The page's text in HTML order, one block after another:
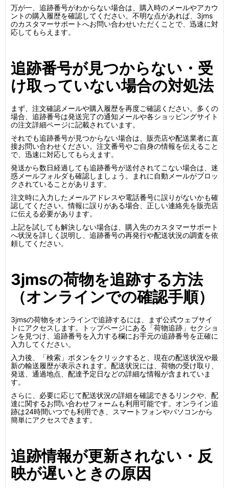
万が一、追跡番号がわからない場合は、購入時のメールやアカウ
ントの購入履歴を確認してください。不明な点があれば、3jms
のカスタマーサポートへお問い合わせいただくことで、迅速に対
応してもらえます。
追跡番号が見つからない・受
け取っていない場合の対処法
まず、注文確認メールや購入履歴を再度ご確認ください。多くの
場合、追跡番号は発送完了の通知メールや各ショッピングサイト
の注文詳細ページに記載されています。
それでも追跡番号が見つからない場合は、販売店や配送業者に直
接お問い合わせください。注文番号やご自身の情報を伝えること
で、迅速に対応してもらえます。
発送から数日経過しても追跡番号が送付されてこない場合は、迷
惑メールフォルダも確認しましょう。まれに自動メールがブロッ
クされていることがあります。
注文時に入力したメールアドレスや電話番号に誤りがないかも確
認してください。情報に誤りがある場合、正しい連絡先を販売店
に伝える必要があります。
上記を試しても解決しない場合は、購入先のカスタマーサポート
へ状況を詳しく説明し、追跡番号の再発行や配送状況の調査を依
頼してください。
3jmsの荷物を追跡する方法
（オンラインでの確認手順）
3jmsの荷物をオンラインで追跡するには、まず公式ウェブサイ
トにアクセスします。トップページにある「荷物追跡」セクショ
ンを見つけ、追跡番号を入力する欄にお手元の追跡番号を正確に
入力してください。
入力後、「検索」ボタンをクリックすると、現在の配送状況や最
新の輸送履歴が表示されます。配送状況には、荷物の受け取り、
発送、通過地点、配達予定日などの詳細な情報が含まれていま
す。
さらに、必要に応じて配送状況の詳細を確認できるリンクや、配
達に関するお問い合わせフォームも利用可能です。オンライン追
跡は24時間いつでも利用でき、スマートフォンやパソコンから
簡単にアクセスできます。
追跡情報が更新されない・反
映が遅いときの原因